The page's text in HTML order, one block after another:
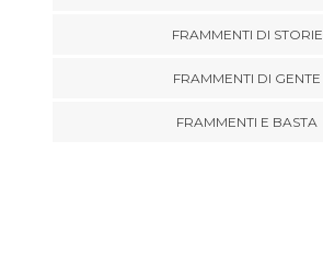
FRAMMENTI DI STORIE
FRAMMENTI DI GENTE
FRAMMENTI E BASTA